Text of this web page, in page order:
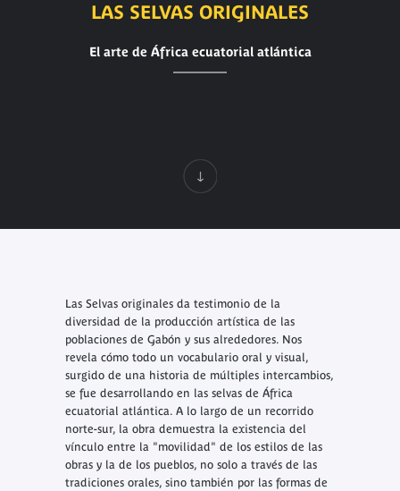
LAS SELVAS ORIGINALES
El arte de África ecuatorial atlántica
Las Selvas originalesda testimonio de la
diversidad de la producción artística de las
poblaciones de Gabón y sus alrededores. Nos
revela cómo todo un vocabulario oral y visual,
surgido de una historia de múltiples intercambios,
se fue desarrollando en las selvas de África
ecuatorial atlántica. A lo largo de un recorrido
norte-sur, la obra demuestra la existencia del
vínculo entre la "movilidad" de los estilos de las
obras y la de los pueblos, no solo a través de las
tradiciones orales, sino también por las formas de